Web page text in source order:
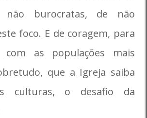
não burocratas, de não
foco. E de coragem, para
as populações mais
que a Igreja saiba
culturas, o desafio da